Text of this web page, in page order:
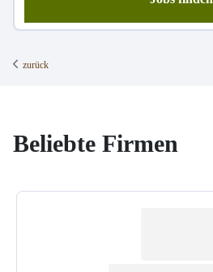
zurück
Beliebte Firmen